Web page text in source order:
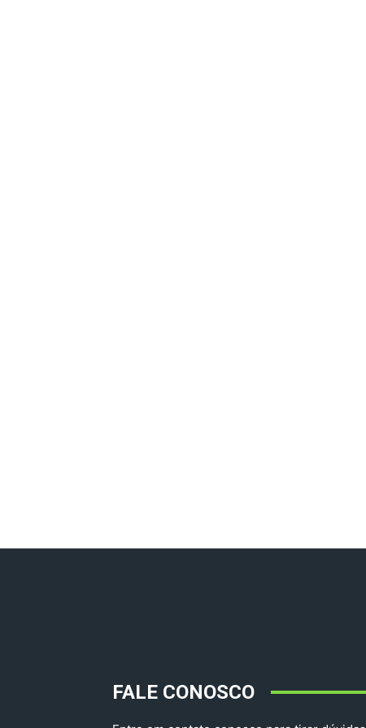
FALE CONOSCO